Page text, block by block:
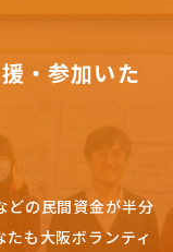
・参加いた
どの民間資金が半分
たも大阪ボランティ